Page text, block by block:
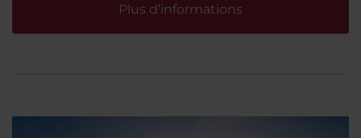
Plus d’informations